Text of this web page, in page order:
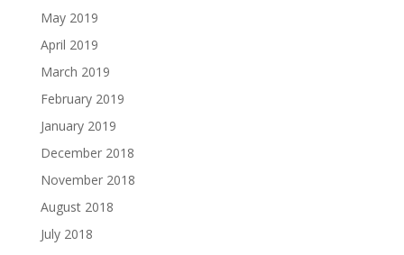
May 2019
April 2019
March 2019
February 2019
January 2019
December 2018
November 2018
August 2018
July 2018